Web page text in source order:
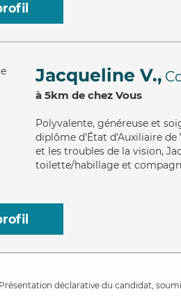
Jacqueline V.,
à 5km de chez Vous
Polyvalente, généreuse et
diplôme d'État d'Auxiliaire de
et les troubles de la vision,
toilette/habillage et
Présentation déclarative du candidat,